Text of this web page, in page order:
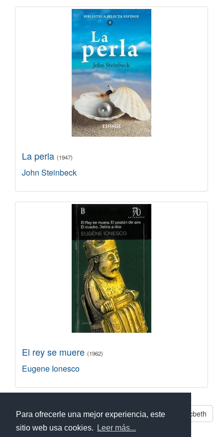
Para ofrecerle una mejor experiencia, este
sitio web usa cookies.
Leer más...
La perla (1947)
John Steinbeck
El rey se muere (1962)
Eugene Ionesco
Libros parecidos a Macbeth